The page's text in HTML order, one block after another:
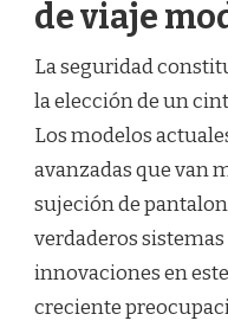
de viaje
La seguridad
la elección de un
Los modelos
avanzadas que van
sujeción de
verdaderos
innovaciones en
creciente